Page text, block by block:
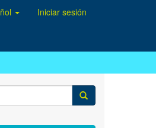
Iniciar sesión